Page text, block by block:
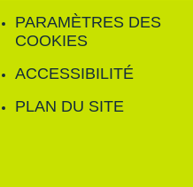
PARAMÈTRES DES
COOKIES
ACCESSIBILITÉ
PLAN DU SITE